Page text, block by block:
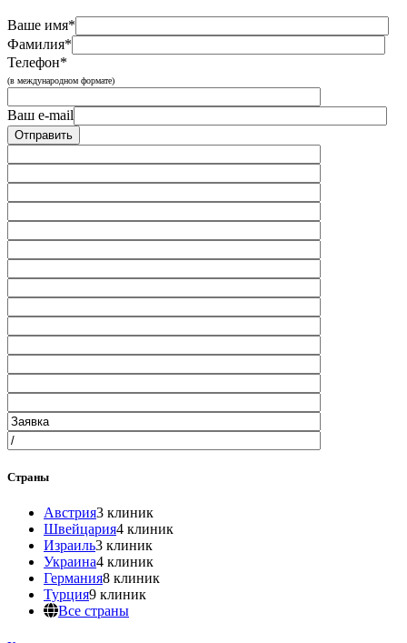
Ваше имя*
Фамилия*
Телефон*
(в международном формате)
Ваш e-mail
Страны
Австрия3 клиник
Швейцария4 клиник
Израиль3 клиник
Украина4 клиник
Германия8 клиник
Турция9 клиник
Все страны